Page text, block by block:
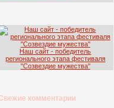
Наш сайт - победитель
регионального этапа фестиваля
''Созвездие мужества''
комментарии